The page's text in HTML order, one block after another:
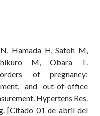
Hamada H, Satoh M,
M, Obara T.
of pregnancy:
and out-of-office
Hypertens Res.
[Citado 01 de abril del